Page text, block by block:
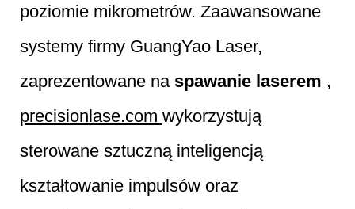
poziomie mikrometrów. Zaawansowane
systemy firmy GuangYao Laser,
zaprezentowane na spawanie laserem ,
precisionlase.com wykorzystują
sterowane sztuczną inteligencją
kształtowanie impulsów oraz